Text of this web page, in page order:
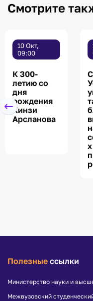
Смотрите
10 Окт,
09:00
К 300-
летию со
дня
рождения
Кинзи
Арсланова
Полезные ссылки
Министерство науки и
Межвузовский